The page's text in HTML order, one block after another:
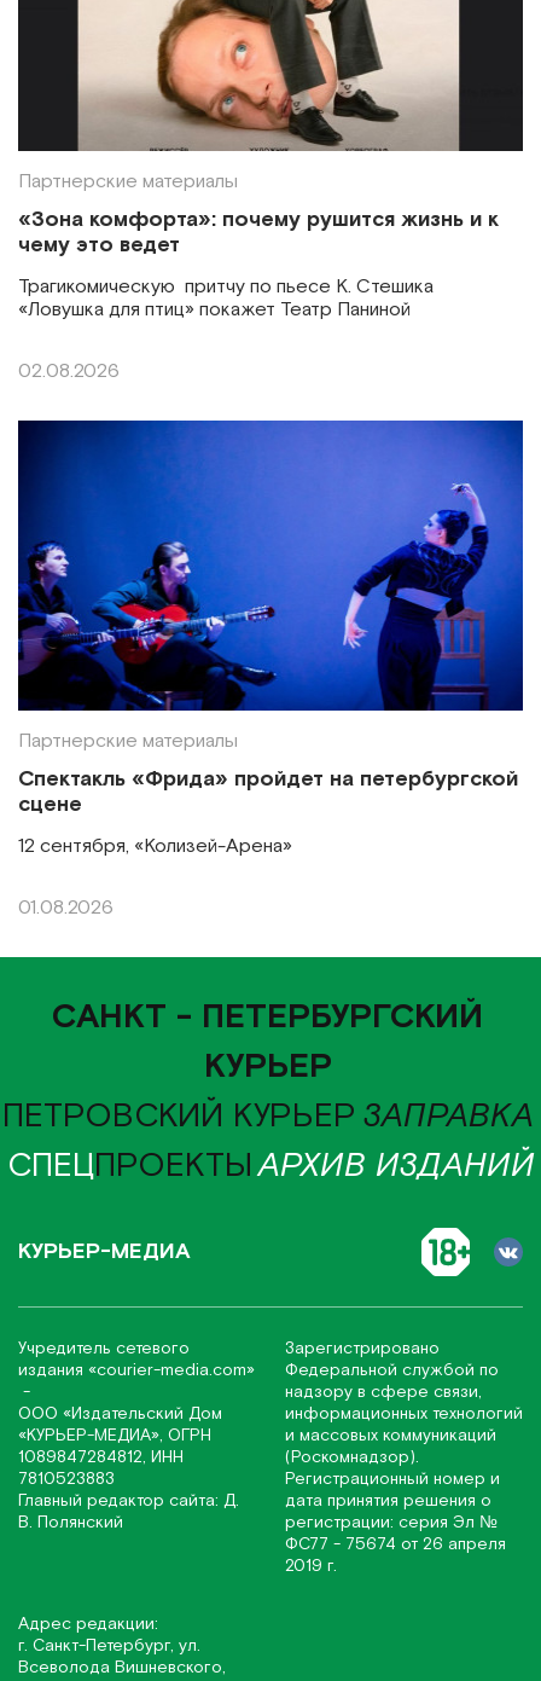
Партнерские материалы
«Зона комфорта»: почему рушится жизнь и к
чему это ведет
Трагикомическую притчу по пьесе К. Стешика
«Ловушка для птиц» покажет Театр Паниной
02.08.2026
Партнерские материалы
Спектакль «Фрида» пройдет на петербургской
сцене
12 сентября, «Колизей-Арена»
01.08.2026
САНКТ - ПЕТЕРБУРГСКИЙ
КУРЬЕР
ПЕТРОВСКИЙ КУРЬЕР ЗАПРАВКА
СПЕЦПРОЕКТЫАРХИВ ИЗДАНИЙ
КУРЬЕР-МЕДИА
Учредитель сетевого
издания «соurier-media.com»
-
ООО «Издательский Дом
«КУРЬЕР-МЕДИА», ОГРН
1089847284812, ИНН
7810523883
Главный редактор сайта: Д.
В. Полянский
Зарегистрировано
Федеральной службой по
надзору в сфере связи,
информационных технологий
и массовых коммуникаций
(Роскомнадзор).
Регистрационный номер и
дата принятия решения о
регистрации: серия Эл №
ФС77 - 75674 от 26 апреля
2019 г.
Адрес редакции:
г. Санкт-Петербург, ул.
Всеволода Вишневского,